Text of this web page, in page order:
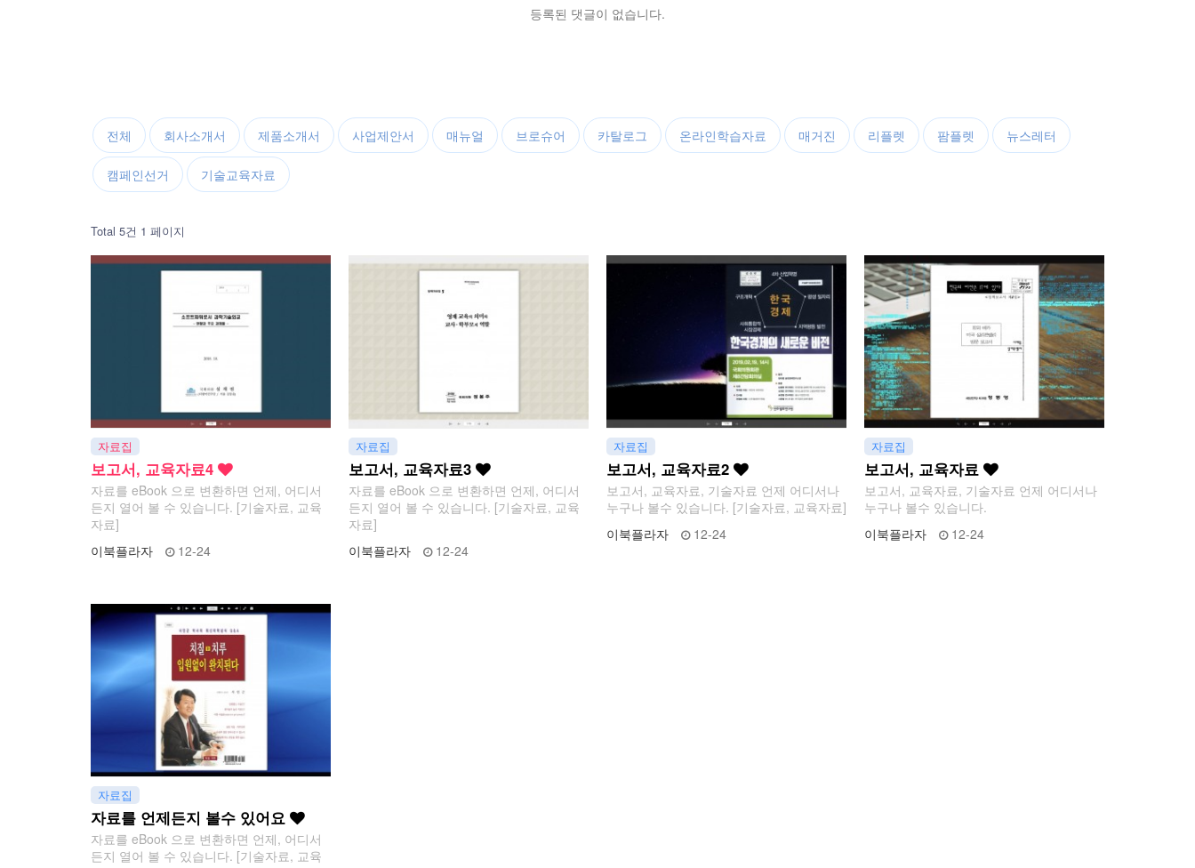
등록된 댓글이 없습니다.
전체 회사소개서 제품소개서 사업제안서 매뉴얼 브로슈어 카탈로그 온라인학습자료 매거진 리플렛 팜플렛 뉴스레터
캠페인선거 기술교육자료
Total 5건 1 페이지
자료집
보고서, 교육자료4
자료를 eBook 으로 변환하면 언제, 어디서
든지 열어 볼 수 있습니다. [기술자료, 교육
자료]
이북플라자
12-24
자료집
보고서, 교육자료3
자료를 eBook 으로 변환하면 언제, 어디서
든지 열어 볼 수 있습니다. [기술자료, 교육
자료]
이북플라자
12-24
자료집
보고서, 교육자료2
보고서, 교육자료, 기술자료 언제 어디서나
누구나 볼수 있습니다. [기술자료, 교육자료]
이북플라자
12-24
자료집
보고서, 교육자료
보고서, 교육자료, 기술자료 언제 어디서나
누구나 볼수 있습니다.
이북플라자
12-24
자료집
자료를 언제든지 볼수 있어요
자료를 eBook 으로 변환하면 언제, 어디서
든지 열어 볼 수 있습니다. [기술자료, 교육